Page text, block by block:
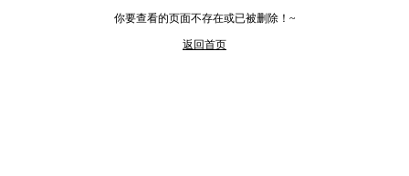
你要查看的页面不存在或已被删除！~
返回首页